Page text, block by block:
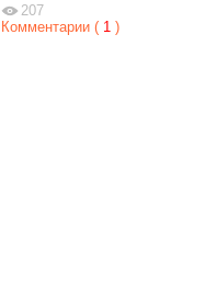
207
Комментарии ( 1 )